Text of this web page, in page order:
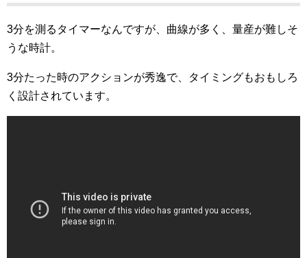
3分を測るタイマーなんですが、曲線が多く、量産が難しそ
うな時計。
3分たった時のアクションが秀逸で、タイミングもおもしろ
く設計されています。